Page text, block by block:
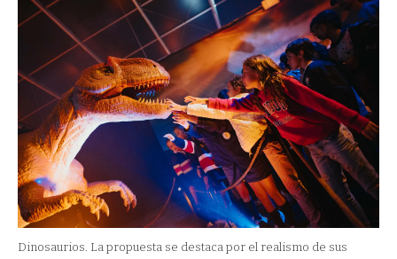
Dinosaurios. La propuesta se destaca por el realismo de sus